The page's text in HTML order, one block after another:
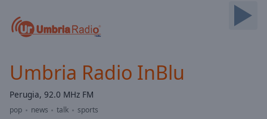
Forward
Mute
Loaded:
0.00%
Umbria Radio InBlu
Perugia, 92.0 MHz FM
pop news talk
sports